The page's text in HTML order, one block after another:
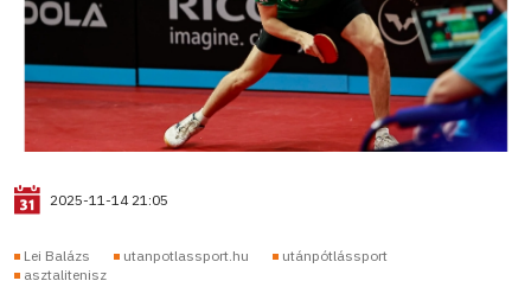
2025-11-14 21:05
Lei Balázs utanpotlassport.hu
utánpótlássport
asztalitenisz